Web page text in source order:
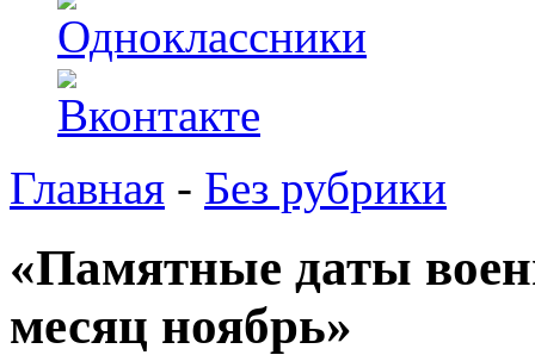
Главная - Без рубрики
«Памятные даты
месяц ноябрь»